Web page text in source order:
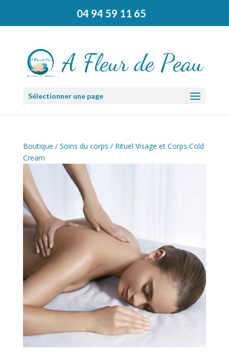
04 94 59 11 65
Sélectionner une page
Boutique / Soins du corps / Rituel Visage et Corps Cold
Cream